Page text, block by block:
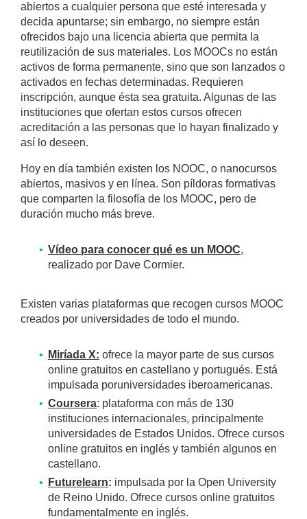
abiertos a cualquier persona que esté interesada y
decida apuntarse; sin embargo, no siempre están
ofrecidos bajo una licencia abierta que permita la
reutilización de sus materiales. Los MOOCs no están
activos de forma permanente, sino que son lanzados o
activados en fechas determinadas. Requieren
inscripción, aunque ésta sea gratuita. Algunas de las
instituciones que ofertan estos cursos ofrecen
acreditación a las personas que lo hayan finalizado y
así lo deseen.
Hoy en día también existen los NOOC, o nanocursos
abiertos, masivos y en línea. Son píldoras formativas
que comparten la filosofía de los MOOC, pero de
duración mucho más breve.
Vídeo para conocer qué es un MOOC,
realizado por Dave Cormier.
Existen varias plataformas que recogen cursos MOOC
creados por universidades de todo el mundo.
Miríada X: ofrece la mayor parte de sus cursos
online gratuitos en castellano y portugués. Está
impulsada poruniversidades iberoamericanas.
Coursera: plataforma con más de 130
instituciones internacionales, principalmente
universidades de Estados Unidos. Ofrece cursos
online gratuitos en inglés y también algunos en
castellano.
Futurelearn: impulsada por la Open University
de Reino Unido. Ofrece cursos online gratuitos
fundamentalmente en inglés.